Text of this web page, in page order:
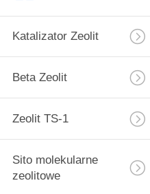
Katalizator Zeolit
Beta Zeolit
Zeolit ​​TS-1
Sito molekularne
zeolitowe